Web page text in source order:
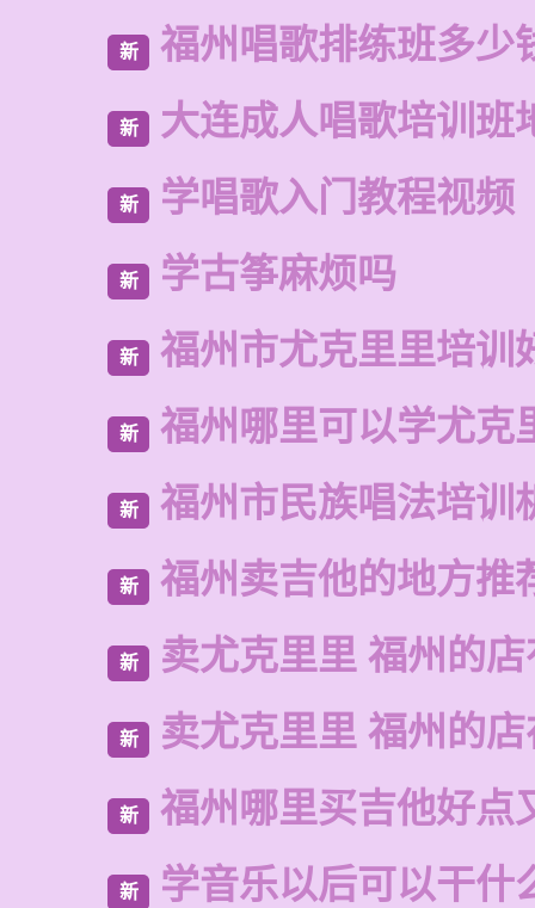
新 福州唱歌排练班多少
新 大连成人唱歌培训班
新 学唱歌入门教程视频
新 学古筝麻烦吗
新 福州市尤克里里培训
新 福州哪里可以学尤克
新 福州市民族唱法培训
新 福州卖吉他的地方推
新 卖尤克里里 福州的
新 卖尤克里里 福州的
新 福州哪里买吉他好点
新 学音乐以后可以干什